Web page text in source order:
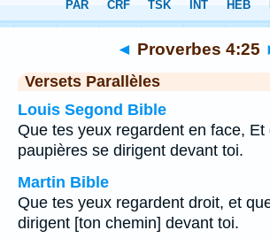
Chapitre 4> Verset 25
◄ Proverbes 4:25
Versets Parallèles
Louis Segond Bible
Que tes yeux regardent en face, Et
paupières se dirigent devant toi.
Martin Bible
Que tes yeux regardent droit, et
dirigent [ton chemin] devant toi.